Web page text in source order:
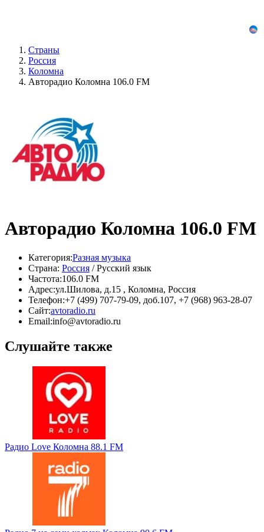
Страны
Россия
Коломна
Авторадио Коломна 106.0 FM
Авторадио Коломна 106.0 FM
Категория:Разная музыка
Страна: Россия / Русский язык
Частота:106.0 FM
Адрес:ул.Шилова, д.15 , Коломна, Россия
Телефон:+7 (499) 707-79-09, доб.107, +7 (968) 963-28-07
Сайт:avtoradio.ru
Email:info@avtoradio.ru
Слушайте также
Радио Love Коломна 88.1 FM